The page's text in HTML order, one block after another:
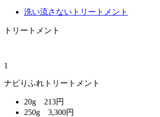
洗い流さないトリートメント
トリートメント
1
ナビりふれトリートメント
20g 213円
250g 3,300円